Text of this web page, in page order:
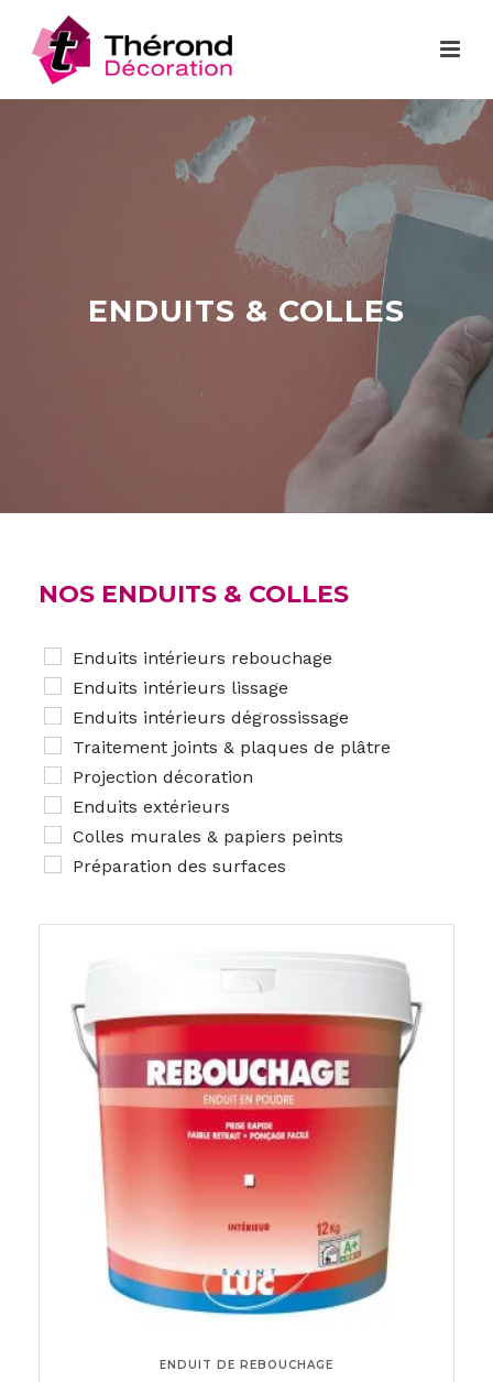
ENDUITS & COLLES
NOS ENDUITS & COLLES
Enduits intérieurs rebouchage
Enduits intérieurs lissage
Enduits intérieurs dégrossissage
Traitement joints & plaques de plâtre
Projection décoration
Enduits extérieurs
Colles murales & papiers peints
Préparation des surfaces
ENDUIT DE REBOUCHAGE